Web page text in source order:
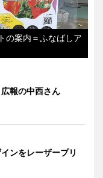
の案内＝ふなばしア
報の中西さん
ンをレーザープリ